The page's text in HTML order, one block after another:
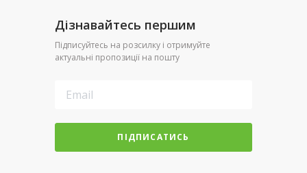
Дізнавайтесь першим
Підписуйтесь на розсилку і отримуйте
актуальні пропозиції на пошту
ПІДПИСАТИСЬ